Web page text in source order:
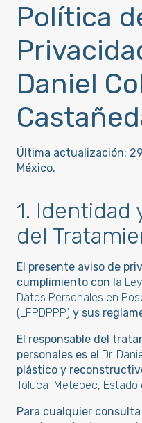
Política
Daniel
Última actualización:
México.
1. Identidad
del
El presente aviso de
cumplimiento con la
Datos Personales en
(LFPDPPP) y sus
El responsable del
personales es el Dr.
plástico y
Toluca-Metepec, Estado
Para cualquier